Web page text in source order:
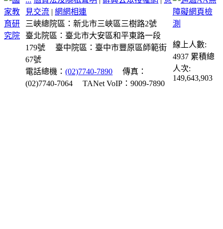
見交流 |網網相連
三峽總院區：新北市三峽區三樹路2號
臺北院區：臺北市大安區和平東路一段
179號
臺中院區：臺中市豐原區師範街
67號
電話總機：(02)7740-7890
傳真：
(02)7740-7064
TANet VoIP：9009-7890
線上人數:
4937 累積總
人次:
149,643,903